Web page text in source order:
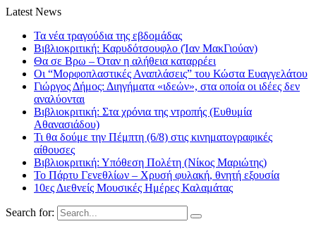
Latest News
Τα νέα τραγούδια της εβδομάδας
Βιβλιοκριτική: Καρυδότσουφλο (Ίαν ΜακΓιούαν)
Θα σε Βρω – Όταν η αλήθεια καταρρέει
Οι “Μορφοπλαστικές Αναπλάσεις” του Κώστα Ευαγγελάτου
Γιώργος Δήμος: Διηγήματα «ιδεών», στα οποία οι ιδέες δεν
αναλύονται
Βιβλιοκριτική: Στα χρόνια της ντροπής (Ευθυμία
Αθανασιάδου)
Τι θα δούμε την Πέμπτη (6/8) στις κινηματογραφικές
αίθουσες
Βιβλιοκριτική: Υπόθεση Πολέτη (Νίκος Μαριώτης)
Το Πάρτυ Γενεθλίων – Χρυσή φυλακή, θνητή εξουσία
10ες Διεθνείς Μουσικές Ημέρες Καλαμάτας
Search for: